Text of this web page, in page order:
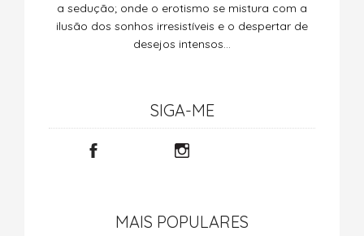
a sedução; onde o erotismo se mistura com a
ilusão dos sonhos irresistíveis e o despertar de
desejos intensos…
SIGA-ME
MAIS POPULARES